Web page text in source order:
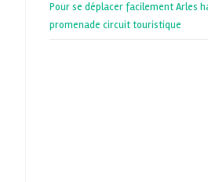
Pour se déplacer facilement Arles
promenade circuit touristique